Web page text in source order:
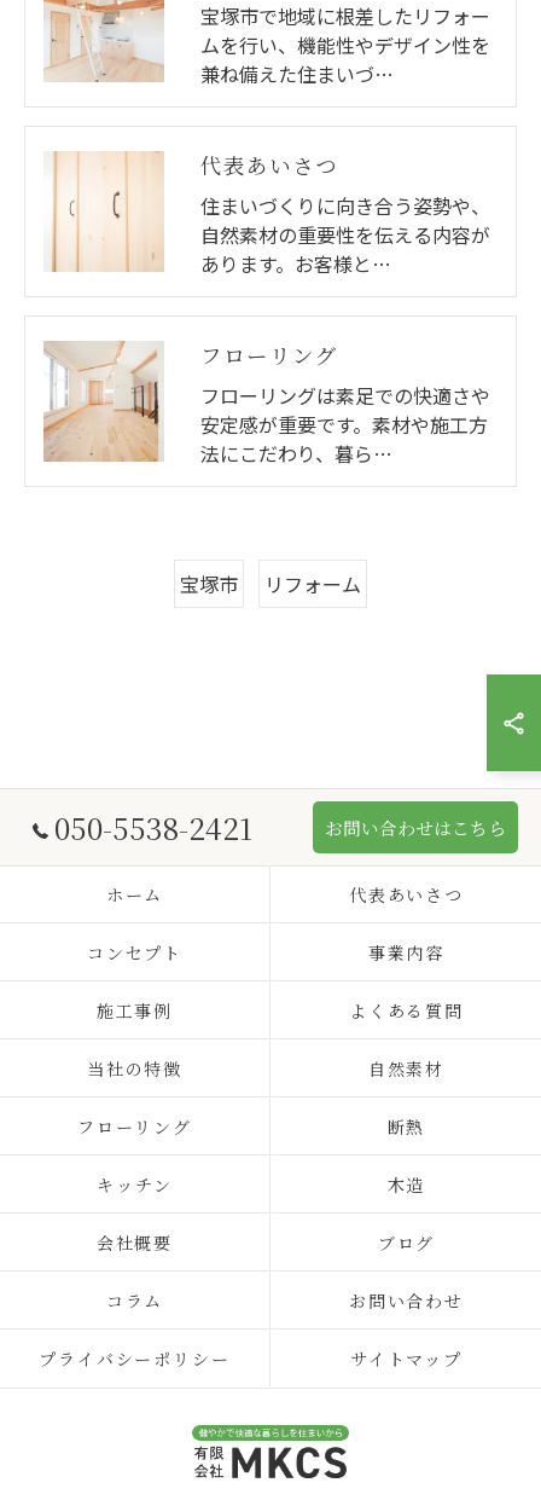
宝塚市で地域に根差したリフォー
ムを行い、機能性やデザイン性を
兼ね備えた住まいづ…
代表あいさつ
住まいづくりに向き合う姿勢や、
自然素材の重要性を伝える内容が
あります。お客様と…
フローリング
フローリングは素足での快適さや
安定感が重要です。素材や施工方
法にこだわり、暮ら…
宝塚市 リフォーム
050-5538-2421 お問い合わせはこちら
ホーム 代表あいさつ
コンセプト 事業内容
施工事例 よくある質問
当社の特徴 自然素材
フローリング 断熱
キッチン 木造
会社概要 ブログ
コラム お問い合わせ
プライバシーポリシー サイトマップ